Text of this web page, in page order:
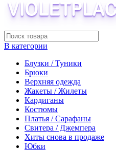
В категории
Блузки / Туники
Брюки
Верхняя одежда
Жакеты / Жилеты
Кардиганы
Костюмы
Платья / Сарафаны
Свитера / Джемпера
Хиты снова в продаже
Юбки